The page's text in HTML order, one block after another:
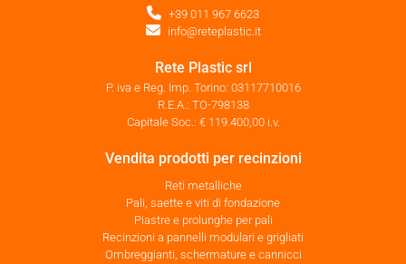
+39 011 967 6623
info@reteplastic.it
Rete Plastic srl
P. iva e Reg. Imp. Torino: 03117710016
R.E.A.: TO-798138
Capitale Soc.: € 119.400,00 i.v.
Vendita prodotti per recinzioni
Reti metalliche
Pali, saette e viti di fondazione
Piastre e prolunghe per pali
Recinzioni a pannelli modulari e grigliati
Ombreggianti, schermature e cannicci